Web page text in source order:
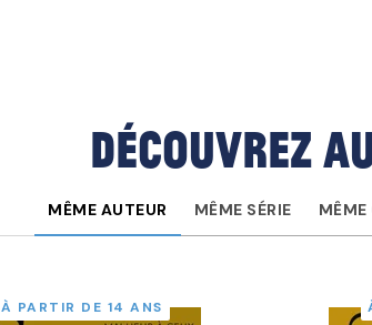
Découvrez
MÊME AUTEUR MÊME SÉRIE
À PARTIR DE 14 ANS